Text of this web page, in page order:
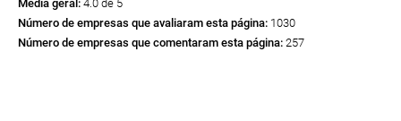
Média geral: 4.0 de 5
Número de empresas que avaliaram esta página: 1030
Número de empresas que comentaram esta página: 257